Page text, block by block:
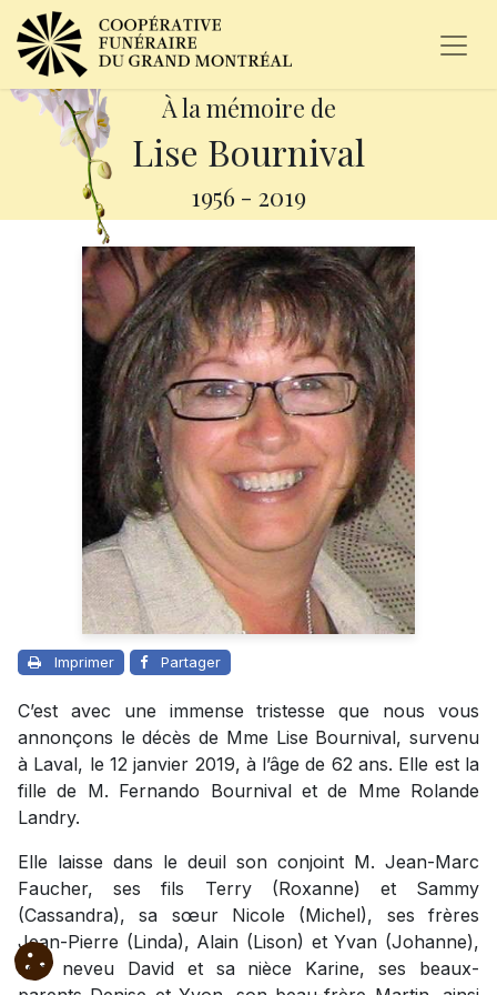
À la mémoire de
Lise Bournival
1956 - 2019
Imprimer Partager
C’est avec une immense tristesse que nous vous
annonçons le décès de Mme Lise Bournival, survenu
à Laval, le 12 janvier 2019, à l’âge de 62 ans. Elle est la
fille de M. Fernando Bournival et de Mme Rolande
Landry.
Elle laisse dans le deuil son conjoint M. Jean-Marc
Faucher, ses fils Terry (Roxanne) et Sammy
(Cassandra), sa sœur Nicole (Michel), ses frères
Jean-Pierre (Linda), Alain (Lison) et Yvan (Johanne),
son neveu David et sa nièce Karine, ses beaux-